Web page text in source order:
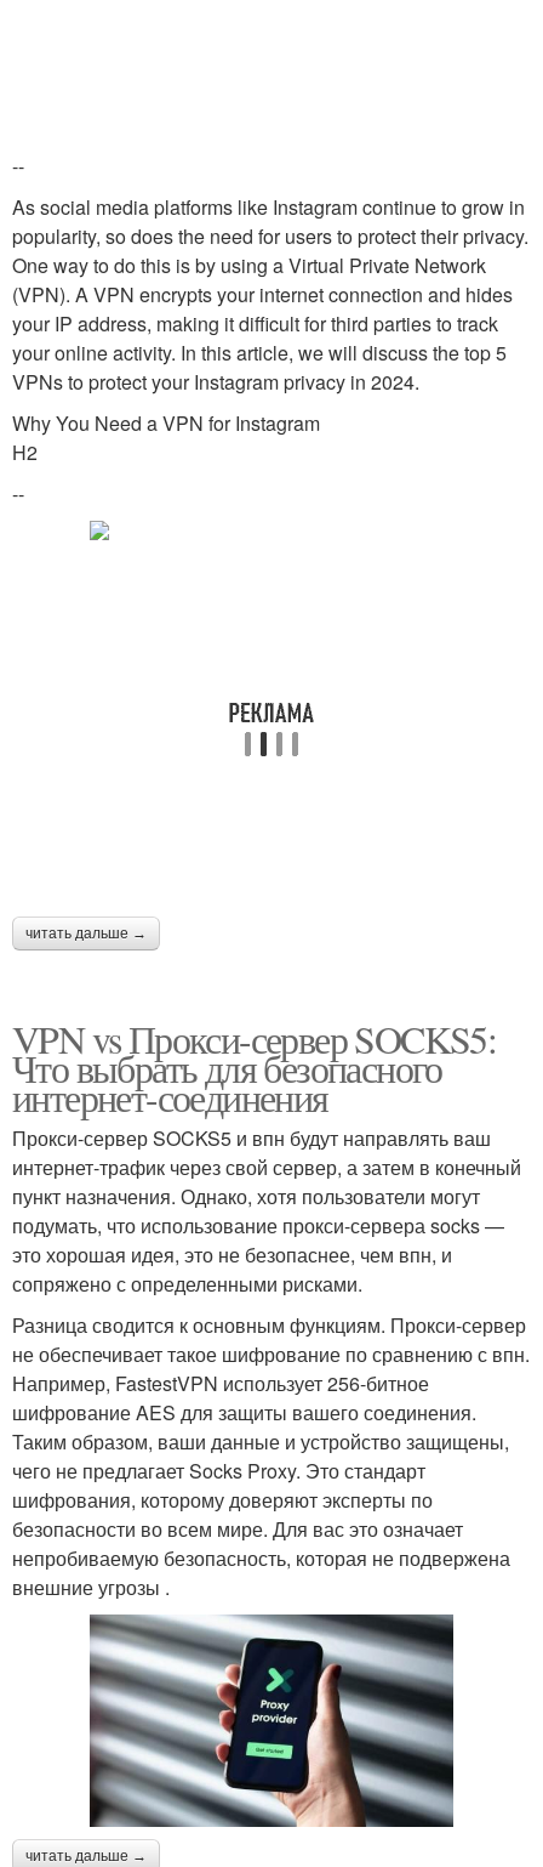
--
As social media platforms like Instagram continue to grow in
popularity, so does the need for users to protect their privacy.
One way to do this is by using a Virtual Private Network
(VPN). A VPN encrypts your internet connection and hides
your IP address, making it difficult for third parties to track
your online activity. In this article, we will discuss the top 5
VPNs to protect your Instagram privacy in 2024.
Why You Need a VPN for Instagram
H2
--
читать дальше →
VPN vs Прокси-сервер SOCKS5:
Что выбрать для безопасного
интернет-соединения
Прокси-сервер SOCKS5 и впн будут направлять ваш
интернет-трафик через свой сервер, а затем в конечный
пункт назначения. Однако, хотя пользователи могут
подумать, что использование прокси-сервера socks —
это хорошая идея, это не безопаснее, чем впн, и
сопряжено с определенными рисками.
Разница сводится к основным функциям. Прокси-сервер
не обеспечивает такое шифрование по сравнению с впн.
Например, FastestVPN использует 256-битное
шифрование AES для защиты вашего соединения.
Таким образом, ваши данные и устройство защищены,
чего не предлагает Socks Proxy. Это стандарт
шифрования, которому доверяют эксперты по
безопасности во всем мире. Для вас это означает
непробиваемую безопасность, которая не подвержена
внешние угрозы .
читать дальше →